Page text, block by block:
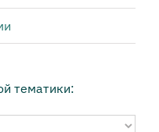
тематики: